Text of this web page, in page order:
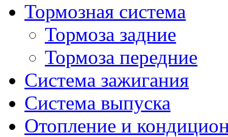
Тормозная система
Тормоза задние
Тормоза передние
Система зажигания
Система выпуска
Отопление и